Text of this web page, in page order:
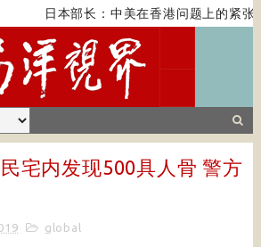
日本部长：中美在香港问题上的紧张
宅内发现500具人骨 警方
global